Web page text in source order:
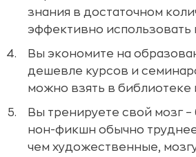
знания в достаточном
эффективно использовать
Вы экономите на
дешевле курсов и
можно взять в библиотеке
Вы тренируете свой мозг
нон-фикшн обычно
чем художественные,